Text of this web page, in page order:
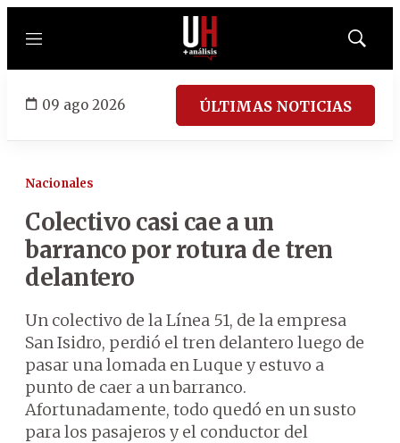
Menú
Mostrar
09 ago 2026 ÚLTIMAS NOTICIAS
Nacionales
Colectivo casi cae a un
barranco por rotura de tren
delantero
Un colectivo de la Línea 51, de la empresa
San Isidro, perdió el tren delantero luego de
pasar una lomada en Luque y estuvo a
punto de caer a un barranco.
Afortunadamente, todo quedó en un susto
para los pasajeros y el conductor del